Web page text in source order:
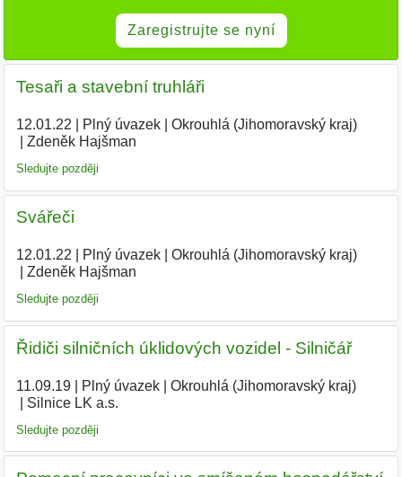
Zaregistrujte se nyní
Tesaři a stavební truhláři
12.01.22 Plný úvazek| Okrouhlá (Jihomoravský kraj)|
Zdeněk Hajšman
Sledujte později
Svářeči
12.01.22 Plný úvazek| Okrouhlá (Jihomoravský kraj)|
Zdeněk Hajšman
Sledujte později
Řidiči silničních úklidových vozidel - Silničář
11.09.19| Plný úvazek| Okrouhlá (Jihomoravský kraj)|
Silnice LK a.s.
Sledujte později